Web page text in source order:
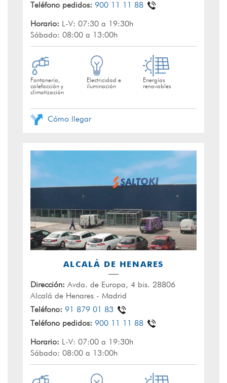
Teléfono pedidos: 900 11 11 88
Horario: L-V: 07:30 a 19:30h
Sábado: 08:00 a 13:00h
Fontanería,
calefacción y
climatización
Electricidad e
iluminación
Energías
renovables
Cómo llegar
ALCALÁ DE HENARES
Dirección: Avda. de Europa, 4 bis. 28806
Alcalá de Henares - Madrid
Teléfono: 91 879 01 83
Teléfono pedidos: 900 11 11 88
Horario: L-V: 07:00 a 19:30h
Sábado: 08:00 a 13:00h